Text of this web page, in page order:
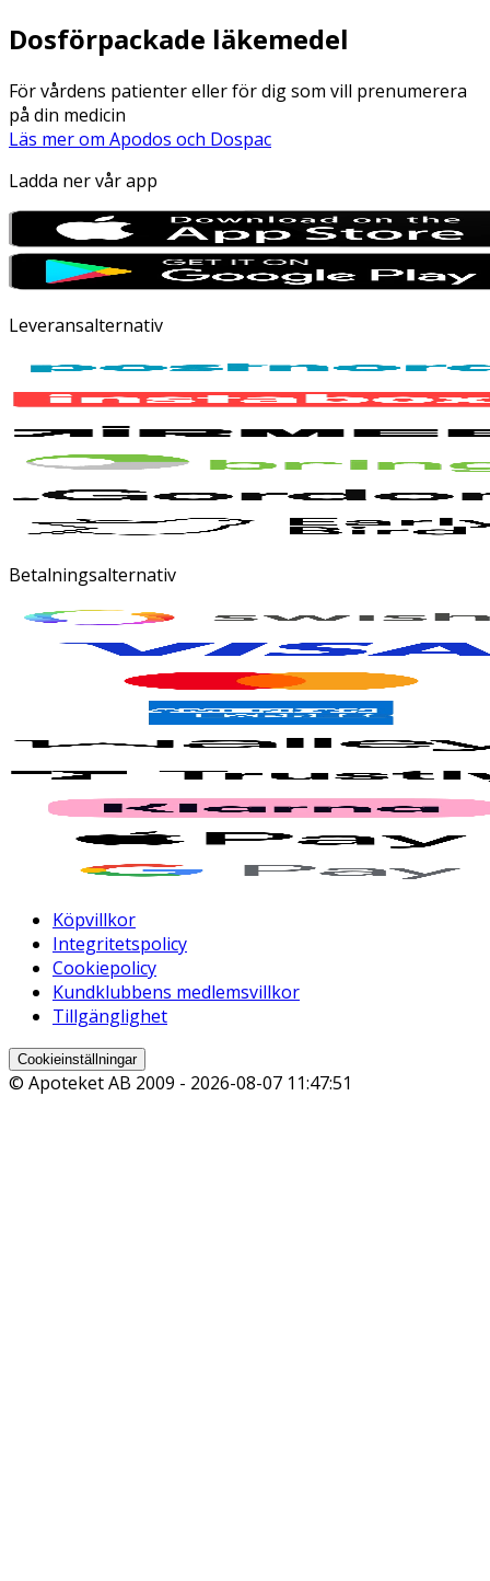
Dosförpackade läkemedel
För vårdens patienter eller för dig som vill prenumerera
på din medicin
Läs mer om Apodos och Dospac
Ladda ner vår app
Leveransalternativ
Betalningsalternativ
Köpvillkor
Integritetspolicy
Cookiepolicy
Kundklubbens medlemsvillkor
Tillgänglighet
Cookieinställningar
© Apoteket AB 2009 - 2026-08-07 11:47:51